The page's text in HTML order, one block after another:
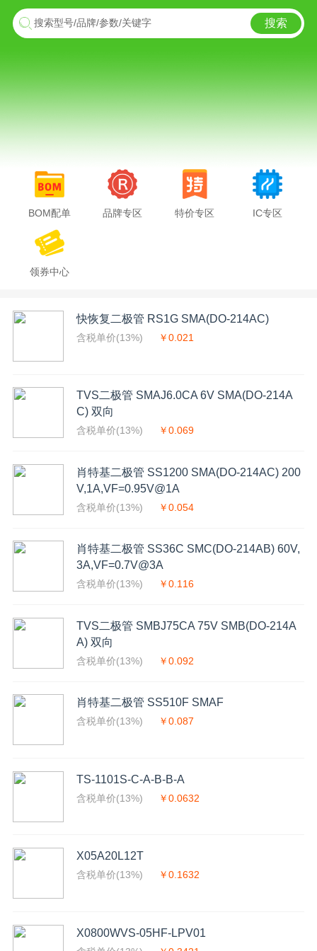
搜索型号/品牌/参数/关键字 搜索
BOM配单 品牌专区 特价专区 IC专区
领券中心
快恢复二极管 RS1G SMA(DO-214AC)
含税单价(13%) ￥0.021
TVS二极管 SMAJ6.0CA 6V SMA(DO-214A
C) 双向
含税单价(13%) ￥0.069
肖特基二极管 SS1200 SMA(DO-214AC) 200
V,1A,VF=0.95V@1A
含税单价(13%) ￥0.054
肖特基二极管 SS36C SMC(DO-214AB) 60V,
3A,VF=0.7V@3A
含税单价(13%) ￥0.116
TVS二极管 SMBJ75CA 75V SMB(DO-214A
A) 双向
含税单价(13%) ￥0.092
肖特基二极管 SS510F SMAF
含税单价(13%) ￥0.087
TS-1101S-C-A-B-B-A
含税单价(13%) ￥0.0632
X05A20L12T
含税单价(13%) ￥0.1632
X0800WVS-05HF-LPV01